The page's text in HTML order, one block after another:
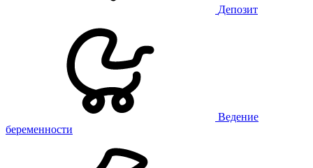
Депозит
Ведение
беременности